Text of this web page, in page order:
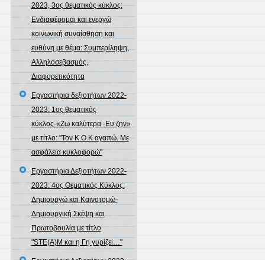
2023, 3ος θεματικός κύκλος:
Ενδιαφέρομαι και ενεργώ
κοινωνική συναίσθηση και
ευθύνη με θέμα: Συμπερίληψη,
Αλληλοσεβασμός,
Διαφορετικότητα
Εργαστήρια δεξιοτήτων 2022-
2023: 1ος θεματικός
κύκλος-«Ζω καλύτερα -Ευ ζην»
με τίτλο: "Τον Κ.Ο.Κ αγαπώ. Με
ασφάλεια κυκλοφορώ"
Εργαστήρια Δεξιοτήτων 2022-
2023: 4ος Θεματικός Κύκλος:
Δημιουργώ και Καινοτομώ-
Δημιουργική Σκέψη και
Πρωτοβουλία με τίτλο
"STE(A)M και η Γη γυρίζει…"